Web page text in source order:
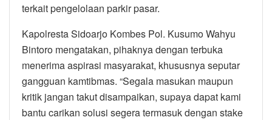
terkait pengelolaan parkir pasar.
Kapolresta Sidoarjo Kombes Pol. Kusumo Wahyu
Bintoro mengatakan, pihaknya dengan terbuka
menerima aspirasi masyarakat, khususnya seputar
gangguan kamtibmas. “Segala masukan maupun
kritik jangan takut disampaikan, supaya dapat kami
bantu carikan solusi segera termasuk dengan stake